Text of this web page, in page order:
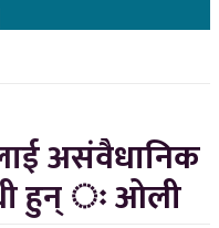
असंवैधानिक
हुन् ः ओली